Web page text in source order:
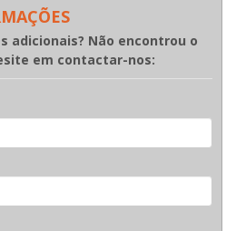
adicionais? Não encontrou o
em contactar-nos: